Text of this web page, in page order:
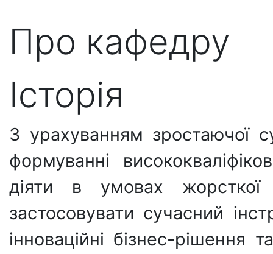
Про кафедру
Історія
З урахуванням зростаючої
формуванні
діяти в умовах жорсткої
застосовувати сучасний
інноваційні бізнес-